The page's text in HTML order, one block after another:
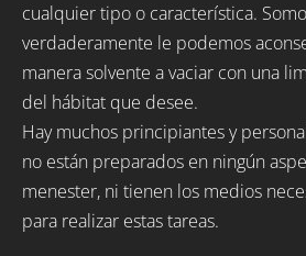
cualquier tipo o característica.
verdaderamente le podemos
manera solvente a vaciar con una
del hábitat que desee.
Hay muchos principiantes y
no están preparados en ningún
menester, ni tienen los medios
para realizar estas tareas.